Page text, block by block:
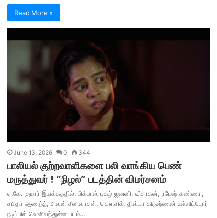
Read More »
June 13, 2026 0 344
பாலியல் குற்றவாளிகளை பலி வாங்கிய பெண்
மருத்துவர் ! “நிழல்” படத்தின் விமர்சனம்
ஏ.கே. குமார் இயக்கத்தில், பிக்பாஸ் புகழ் ஜனனி, விசாகன், ரமேஷ் கண்ணா,
சபிதா ஆணந்த், சிவன் சீனிவாசன், கௌசிக், திவ்யா கிருஷ்ணன் உள்ளிட்டோர்
நடிப்பில் வெளிவந்துள்ள படம்…